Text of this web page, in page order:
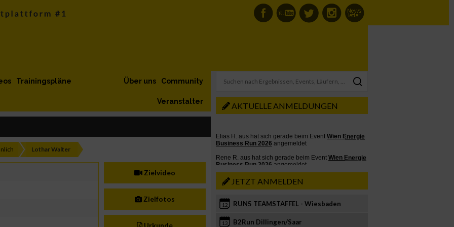
Trainingspläne Community
Über uns
Veranstalter
Lothar Walter
Zielvideo
Zielfotos
Urkunde
AKTUELLE ANMELDUNGEN
JETZT ANMELDEN
12 RUN5 TEAMSTAFFEL - Wiesbaden
13 B2Run Dillingen/Saar